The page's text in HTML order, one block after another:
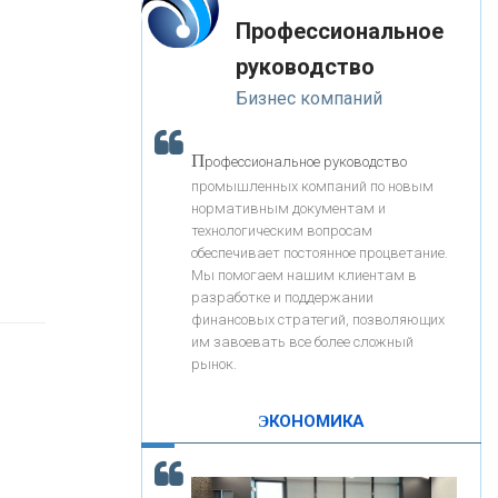
«ЗАПСИБКОМБАНК»
«РОСЕВРОБАНК»
«ПРЕСС-СЛУЖБА ВТБ24»
«АВТОГРАДБАНК»
«ПРОМРЕГИОНБАНК»
ОНАС
КОНТАКТЫ
корость - один из главных трендов в
кредитовании бизнеса - «Интервью»
-- Лучшее, что можно сделать с хорошим советом, это
пропустить его мимо ушей. Он никогда не бывает
полезен никому, кроме того, кто его дал.
-- Люблю давать советы и очень не люблю, когда их
дают мне.
Профессиональное
руководство
Бизнес компаний
Профессиональное руководство
промышленных компаний по новым
нормативным документам и
технологическим вопросам
обеспечивает постоянное процветание.
Мы помогаем нашим клиентам в
разработке и поддержании
финансовых стратегий, позволяющих
им завоевать все более сложный
рынок.
ЭКОНОМИКА